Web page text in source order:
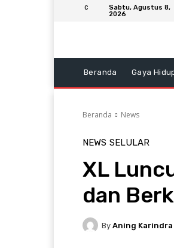
C
Sabtu, Agustus 8,
2026
Beranda Gaya
Beranda News
NEWS SELULAR
XL
dan
By Aning Karindra